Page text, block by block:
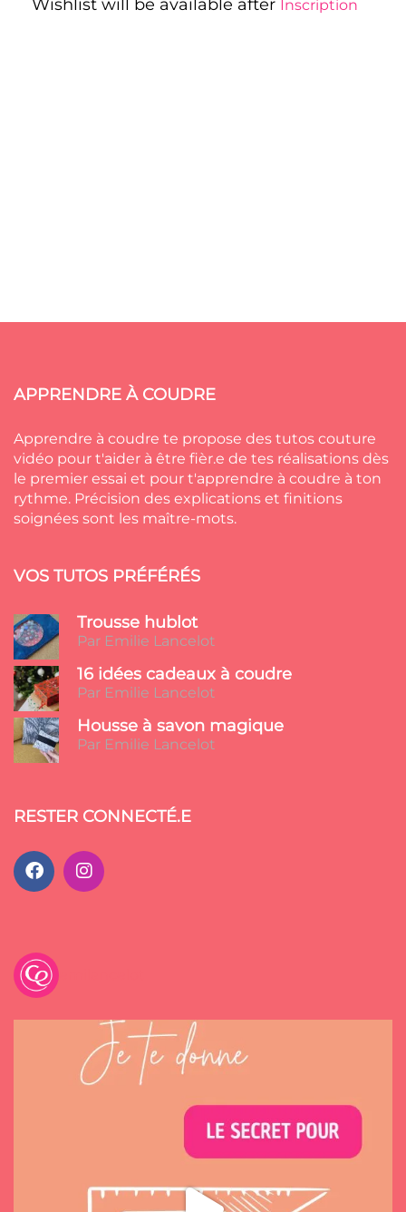
Wishlist will be available after Inscription
APPRENDRE À COUDRE
Apprendre à coudre te propose des tutos couture
vidéo pour t'aider à être fièr.e de tes réalisations dès
le premier essai et pour t'apprendre à coudre à ton
rythme. Précision des explications et finitions
soignées sont les maître-mots.
VOS TUTOS PRÉFÉRÉS
Trousse hublot
Par Emilie Lancelot
16 idées cadeaux à coudre
Par Emilie Lancelot
Housse à savon magique
Par Emilie Lancelot
RESTER CONNECTÉ.E